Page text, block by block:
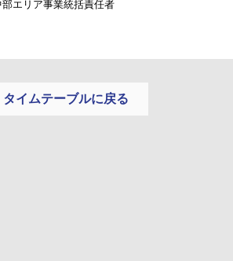
エリア事業統括責任者
タイムテーブルに戻る